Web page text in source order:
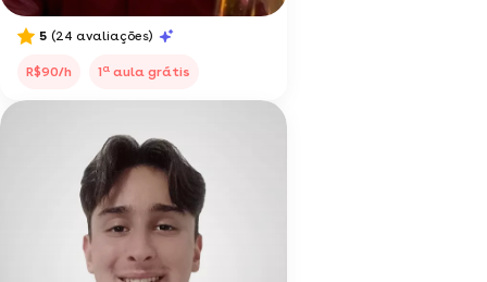
5 (24 avaliações)
R$90/h 1a aula grátis